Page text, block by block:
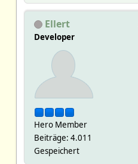
Ellert
Developer
Hero Member
Beiträge: 4.011
Gespeichert